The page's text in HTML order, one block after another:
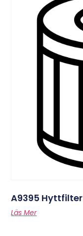
A9395
Läs Mer